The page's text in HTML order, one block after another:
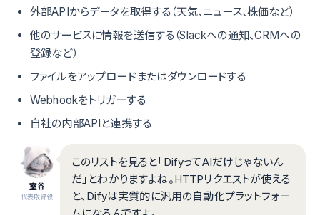
外部APIからデータを取得する（天気、ニュース、株価など）
他のサービスに情報を送信する（Slackへの通知、CRMへの
登録など）
ファイルをアップロードまたはダウンロードする
Webhookをトリガーする
自社の内部APIと連携する
室谷
代表取締役
このリストを見ると「DifyってAIだけじゃないん
だ」とわかりますよね。HTTPリクエストが使える
と、Difyは実質的に汎用の自動化プラットフォー